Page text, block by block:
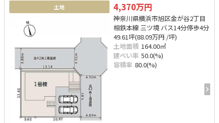
土地 4,370万円
神奈川県横浜市旭区金が谷2丁目
相鉄本線 三ツ境 バス14分停歩4分
49.61坪(88.09万円 /坪)
土地面積 164.00㎡
建ぺい率 50.0(%)
容積率 80.0(%)